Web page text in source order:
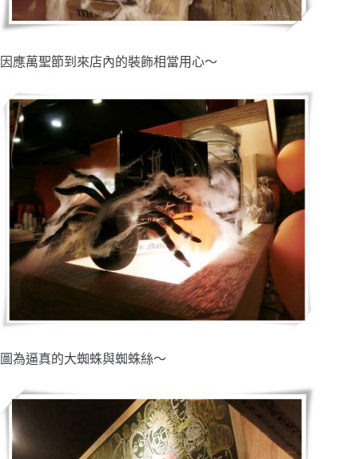
因應萬聖節到來店內的裝飾相當用心～
圖為逼真的大蜘蛛與蜘蛛絲～